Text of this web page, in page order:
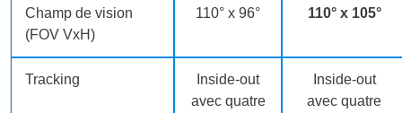
Champ de vision
(FOV VxH)
110° x 96° 110° x 105°
Tracking
Inside-out
avec quatre
Inside-out
avec quatre